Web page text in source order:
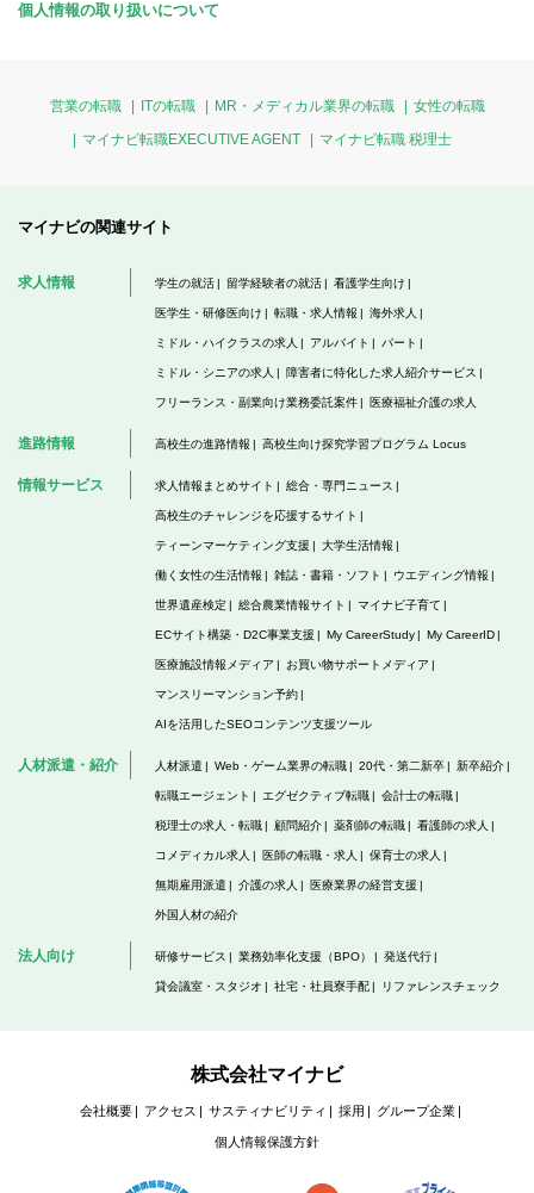
個人情報の取り扱いについて
営業の転職 ITの転職 MR・メディカル業界の転職
女性の転職
マイナビ転職EXECUTIVE AGENT
マイナビ転職 税理士
マイナビの関連サイト
求人情報 学生の就活 留学経験者の就活 看護学生向け
医学生・研修医向け 転職・求人情報 海外求人
ミドル・ハイクラスの求人 アルバイト パート
ミドル・シニアの求人 障害者に特化した求人紹介サービス
フリーランス・副業向け業務委託案件 医療福祉介護の求人
進路情報 高校生の進路情報 高校生向け探究学習プログラム Locus
情報サービス 求人情報まとめサイト 総合・専門ニュース
高校生のチャレンジを応援するサイト
ティーンマーケティング支援 大学生活情報
働く女性の生活情報 雑誌・書籍・ソフト ウエディング情報
世界遺産検定 総合農業情報サイト マイナビ子育て
ECサイト構築・D2C事業支援 My CareerStudy My CareerID
医療施設情報メディア お買い物サポートメディア
マンスリーマンション予約
AIを活用したSEOコンテンツ支援ツール
人材派遣・紹介 人材派遣 Web・ゲーム業界の転職 20代・第二新卒 新卒紹介
転職エージェント エグゼクティブ転職 会計士の転職
税理士の求人・転職 顧問紹介 薬剤師の転職 看護師の求人
コメディカル求人 医師の転職・求人 保育士の求人
無期雇用派遣 介護の求人 医療業界の経営支援
外国人材の紹介
法人向け 研修サービス 業務効率化支援（BPO） 発送代行
貸会議室・スタジオ 社宅・社員寮手配 リファレンスチェック
株式会社マイナビ
会社概要 アクセス サスティナビリティ 採用 グループ企業
個人情報保護方針